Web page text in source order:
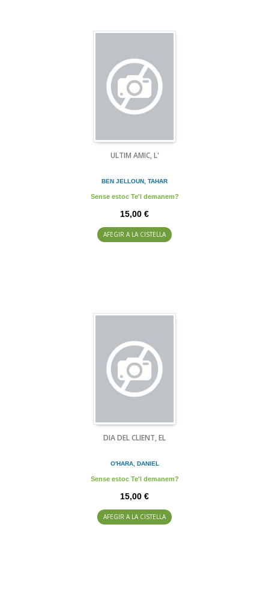
ULTIM AMIC, L'
BEN JELLOUN, TAHAR
Sense estoc Te'l demanem?
15,00 €
AFEGIR A LA CISTELLA
DIA DEL CLIENT, EL
O'HARA, DANIEL
Sense estoc Te'l demanem?
15,00 €
AFEGIR A LA CISTELLA